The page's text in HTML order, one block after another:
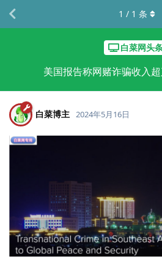
白菜网头
美国报告称网赌诈骗收入
1 / 1 条
白菜博主 2024年5月16日